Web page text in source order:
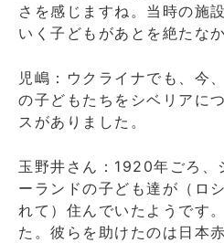
さを感じますね。当時の施
いく子どもがあとを絶たな
児嶋：ウクライナでも、今
の子どもたちをシベリアに
スがありました。
玉野井さん：1920年ごろ、
ーランドの子ども達が（ロ
れて）住んでいたようです
た。彼らを助けたのは日本